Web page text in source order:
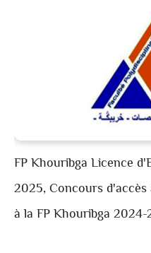
FP Khouribga Licence
2025,Concours
à la FP Khouribga